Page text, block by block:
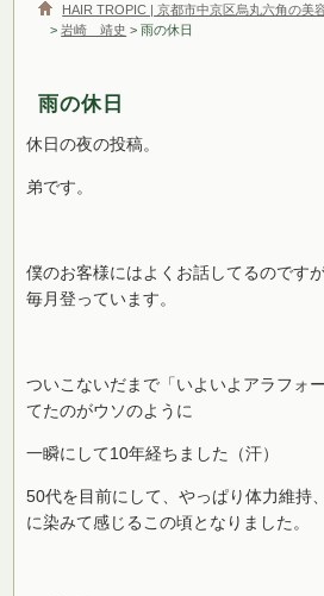
HAIR TROPIC | 京都市中京区烏丸六角の美
>岩崎 靖史 > 雨の休日
雨の休日
休日の夜の投稿。
弟です。
僕のお客様にはよくお話してるのです
毎月登っています。
ついこないだまで「いよいよアラフォ
てたのがウソのように
一瞬にして10年経ちました（汗）
50代を目前にして、やっぱり体力維持
に染みて感じるこの頃となりました。